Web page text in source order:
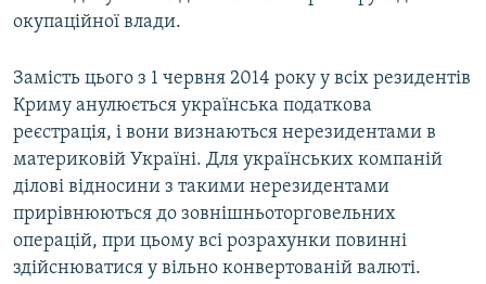
окупаційної влади.
Замість цього з 1 червня 2014 року у всіх резидентів
Криму анулюється українська податкова
реєстрація, і вони визнаються нерезидентами в
материковій Україні. Для українських компаній
ділові відносини з такими нерезидентами
прирівнюються до зовнішньоторговельних
операцій, при цьому всі розрахунки повинні
здійснюватися у вільно конвертованій валюті.